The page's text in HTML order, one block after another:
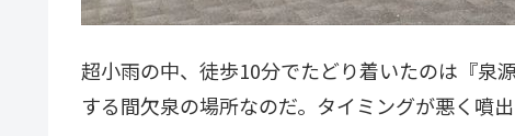
超小雨の中、徒歩10分でたどり着いたのは『泉
する間欠泉の場所なのだ。タイミングが悪く噴